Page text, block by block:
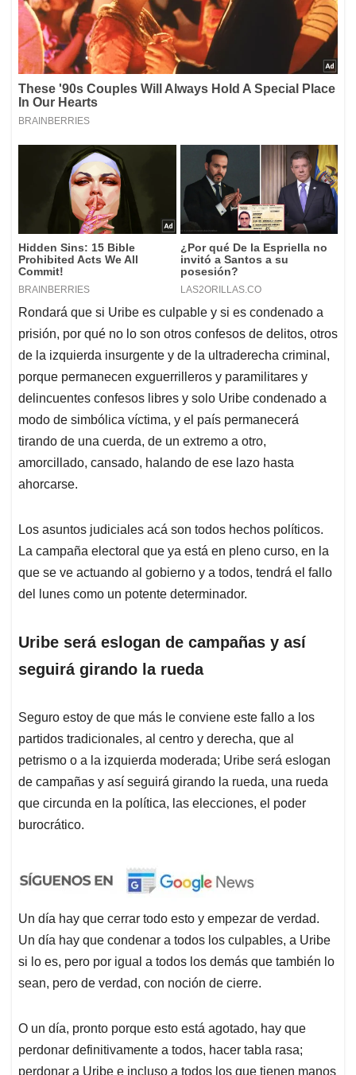
Rondará que si Uribe es culpable y si es condenado a
prisión, por qué no lo son otros confesos de delitos, otros
de la izquierda insurgente y de la ultraderecha criminal,
porque permanecen exguerrilleros y paramilitares y
delincuentes confesos libres y solo Uribe condenado a
modo de simbólica víctima, y el país permanecerá
tirando de una cuerda, de un extremo a otro,
amorcillado, cansado, halando de ese lazo hasta
ahorcarse.
Los asuntos judiciales acá son todos hechos políticos.
La campaña electoral que ya está en pleno curso, en la
que se ve actuando al gobierno y a todos, tendrá el fallo
del lunes como un potente determinador.
Uribe será eslogan de campañas y así
seguirá girando la rueda
Seguro estoy de que más le conviene este fallo a los
partidos tradicionales, al centro y derecha, que al
petrismo o a la izquierda moderada; Uribe será eslogan
de campañas y así seguirá girando la rueda, una rueda
que circunda en la política, las elecciones, el poder
burocrático.
Un día hay que cerrar todo esto y empezar de verdad.
Un día hay que condenar a todos los culpables, a Uribe
si lo es, pero por igual a todos los demás que también lo
sean, pero de verdad, con noción de cierre.
O un día, pronto porque esto está agotado, hay que
perdonar definitivamente a todos, hacer tabla rasa;
perdonar a Uribe e incluso a todos los que tienen manos